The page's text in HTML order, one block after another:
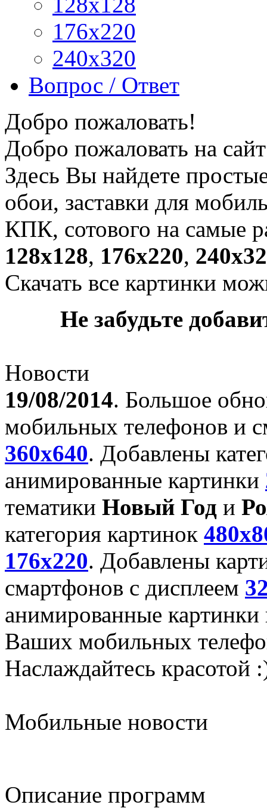
176x220
240x320
Вопрос / Ответ
Добро пожаловать!
Добро пожаловать на
Здесь Вы найдете
обои, заставки для
КПК, сотового на самые
128х128, 176х220,
Скачать все картинки
Не забудьте
Новости
19/08/2014. Большое
мобильных телефонов и
360x640. Добавлены
анимированные картинки
тематики Новый Год и
категория картинок
176x220. Добавлены
смартфонов с дисплеем
анимированные картинки
Ваших мобильных
Наслаждайтесь красотой
Мобильные новости
Описание программ